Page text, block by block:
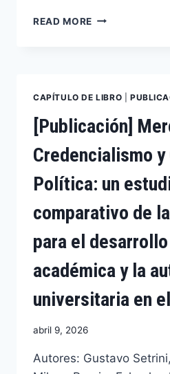
READ MORE
CAPÍTULO DE LIBRO
[Publicación]
Credencialismo y
Política: un
comparativo de
para el
académica y la
universitaria en
abril 9, 2026
Autores: Gustavo